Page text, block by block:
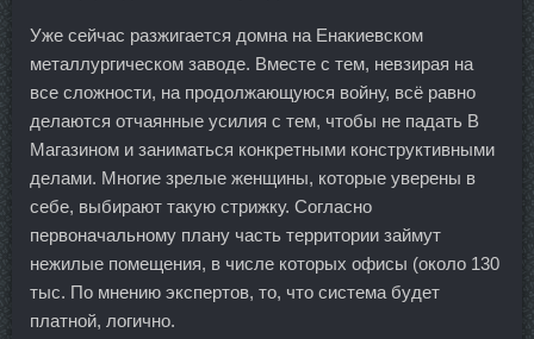
Уже сейчас разжигается домна на Енакиевском
металлургическом заводе. Вместе с тем, невзирая на
все сложности, на продолжающуюся войну, всё равно
делаются отчаянные усилия с тем, чтобы не падать В
Магазином и заниматься конкретными конструктивными
делами. Многие зрелые женщины, которые уверены в
себе, выбирают такую стрижку. Согласно
первоначальному плану часть территории займут
нежилые помещения, в числе которых офисы (около 130
тыс. По мнению экспертов, то, что система будет
платной, логично.